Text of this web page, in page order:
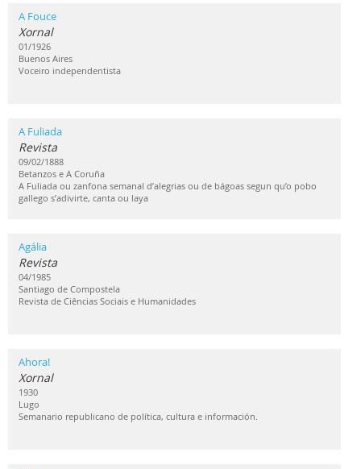
A Fouce
Xornal
01/1926
Buenos Aires
Voceiro independentista
A Fuliada
Revista
09/02/1888
Betanzos e A Coruña
A Fuliada ou zanfona semanal d’alegrias ou de bágoas segun qu’o pobo
gallego s’adivirte, canta ou laya
Agália
Revista
04/1985
Santiago de Compostela
Revista de Ciências Sociais e Humanidades
Ahora!
Xornal
1930
Lugo
Semanario republicano de política, cultura e información.